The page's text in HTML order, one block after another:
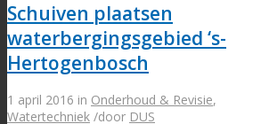
Schuiven plaatsen
waterbergingsgebied ‘s-
Hertogenbosch
1 april 2016 in Onderhoud & Revisie,
Watertechniek /door DUS